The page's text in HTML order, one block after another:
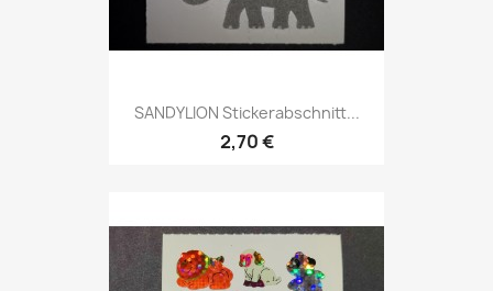
SANDYLION Stickerabschnitt...
2,70 €